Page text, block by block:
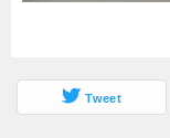
Tweet